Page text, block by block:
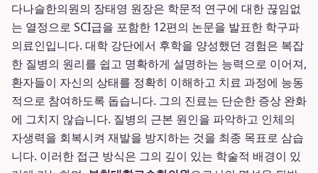
다나슬한의원의 장태영 원장은 학문적 연구에 대한 끊임없
는 열정으로 SCI급을 포함한 12편의 논문을 발표한 학구파
의료인입니다. 대학 강단에서 후학을 양성했던 경험은 복잡
한 질병의 원리를 쉽고 명확하게 설명하는 능력으로 이어져,
환자들이 자신의 상태를 정확히 이해하고 치료 과정에 능동
적으로 참여하도록 돕습니다. 그의 진료는 단순한 증상 완화
에 그치지 않습니다. 질병의 근본 원인을 파악하고 인체의
자생력을 회복시켜 재발을 방지하는 것을 최종 목표로 삼습
니다. 이러한 접근 방식은 그의 깊이 있는 학술적 배경이 있